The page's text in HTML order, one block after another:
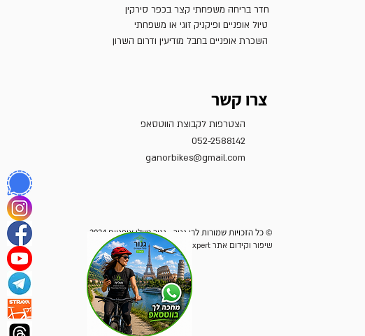
חדר בריחה משפחתי קצר בכפר סירקין
טיול אופניים ופיקניק זוגי או משפחתי
השכרת אופניים בחבל מודיעין ודרום השרון
צרו קשר
הצטרפות לקבוצת הווטסאפ
052-2588142
ganorbikes@gmail.com
© כל הזכויות שמורות לרן גנור - גנור טיולי אופניים 2024
שיפור וקידום אתר Wix Expert